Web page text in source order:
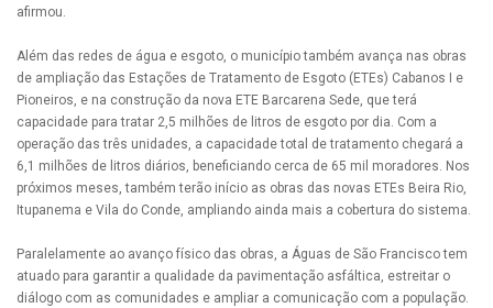
afirmou.
Além das redes de água e esgoto, o município também avança nas obras
de ampliação das Estações de Tratamento de Esgoto (ETEs) Cabanos I e
Pioneiros, e na construção da nova ETE Barcarena Sede, que terá
capacidade para tratar 2,5 milhões de litros de esgoto por dia. Com a
operação das três unidades, a capacidade total de tratamento chegará a
6,1 milhões de litros diários, beneficiando cerca de 65 mil moradores. Nos
próximos meses, também terão início as obras das novas ETEs Beira Rio,
Itupanema e Vila do Conde, ampliando ainda mais a cobertura do sistema.
Paralelamente ao avanço físico das obras, a Águas de São Francisco tem
atuado para garantir a qualidade da pavimentação asfáltica, estreitar o
diálogo com as comunidades e ampliar a comunicação com a população.